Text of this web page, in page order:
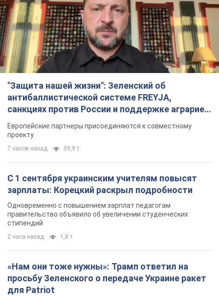
"Защита нашей жизни": Зеленский об
антибаллистической системе FREYJA,
санкциях против России и поддержке аграриев.
Видео
Европейские партнеры присоединяются к совместному
проекту
7 часов назад 59,9 т.
С 1 сентября украинским учителям повысят
зарплаты: Корецкий раскрыл подробности
Одновременно с повышением зарплат педагогам
правительство объявило об увеличении студенческих
стипендий
2 часа назад 1,8 т.
«Нам они тоже нужны»: Трамп ответил на
просьбу Зеленского о передаче Украине ракет
для Patriot